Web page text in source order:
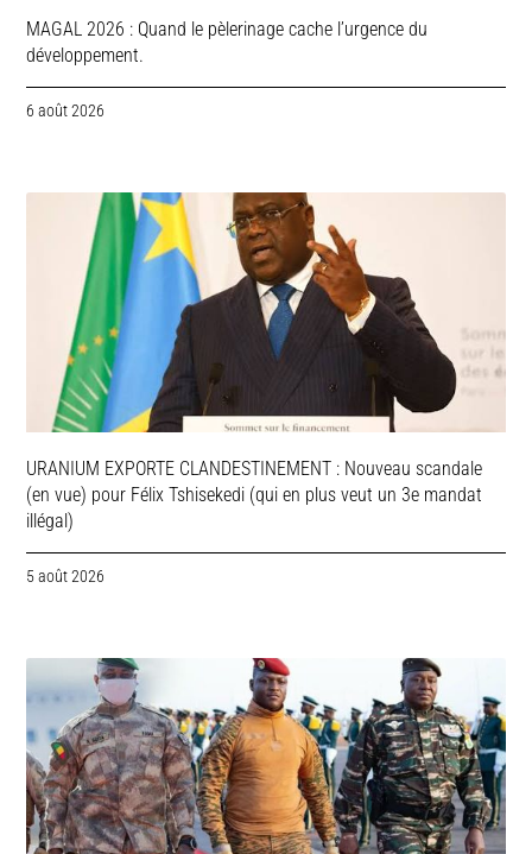
MAGAL 2026 : Quand le pèlerinage cache l’urgence du
développement.
6 août 2026
URANIUM EXPORTE CLANDESTINEMENT : Nouveau scandale
(en vue) pour Félix Tshisekedi (qui en plus veut un 3e mandat
illégal)
5 août 2026